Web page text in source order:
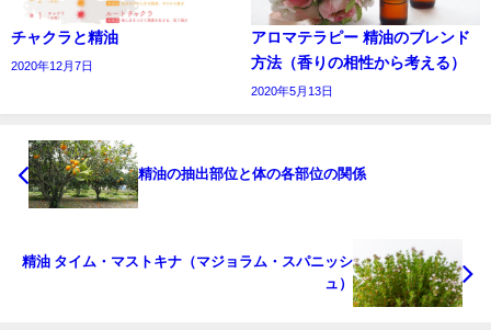
チャクラと精油
2020年12月7日
アロマテラピー 精油のブレンド
方法（香りの相性から考える）
2020年5月13日
精油の抽出部位と体の各部位の関係
精油 タイム・マストキナ（マジョラム・スパニッシ
ュ）